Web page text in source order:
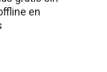
en